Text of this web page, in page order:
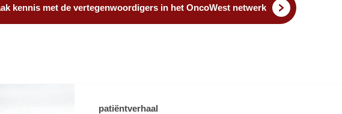
kennis met de vertegenwoordigers in het OncoWest netwerk
patiëntverhaal